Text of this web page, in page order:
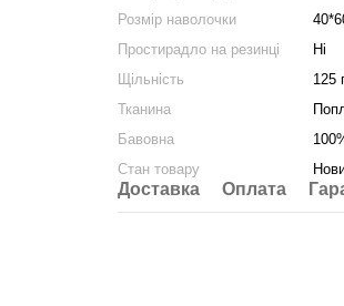
Розмір наволочки
Простирадло на резинці
Ні
Щільність
125
Тканина
Бавовна
Стан товару
Доставка Оплата